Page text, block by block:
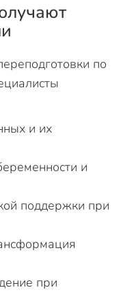
по
и их
и
поддержки при
при